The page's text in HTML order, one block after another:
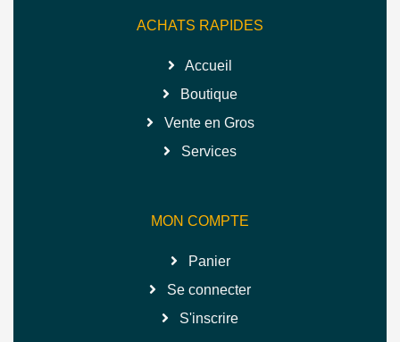
ACHATS RAPIDES
Accueil
Boutique
Vente en Gros
Services
MON COMPTE
Panier
Se connecter
S'inscrire